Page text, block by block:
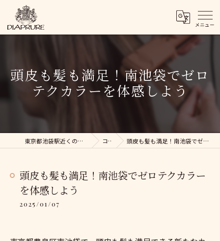
頭皮も髪も満足！南池袋でゼロ
テクカラーを体感しよう
東京都池袋駅近くの美容院ならDIAPRURE コラム 頭皮も髪も満足！南池袋でゼロテクカラーを体感しよう
頭皮も髪も満足！南池袋でゼロテクカラー
を体感しよう
2025/01/07